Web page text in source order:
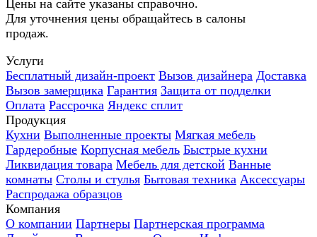
Цены на сайте указаны справочно.
Для уточнения цены обращайтесь в салоны
продаж.
Услуги
Бесплатный дизайн-проект Вызов дизайнера Доставка
Вызов замерщика Гарантия Защита от подделки
Оплата Рассрочка Яндекс сплит
Продукция
Кухни Выполненные проекты Мягкая мебель
Гардеробные Корпусная мебель Быстрые кухни
Ликвидация товара Мебель для детской Ванные
комнаты Столы и стулья Бытовая техника Аксессуары
Распродажа образцов
Компания
О компании Партнеры Партнерская программа